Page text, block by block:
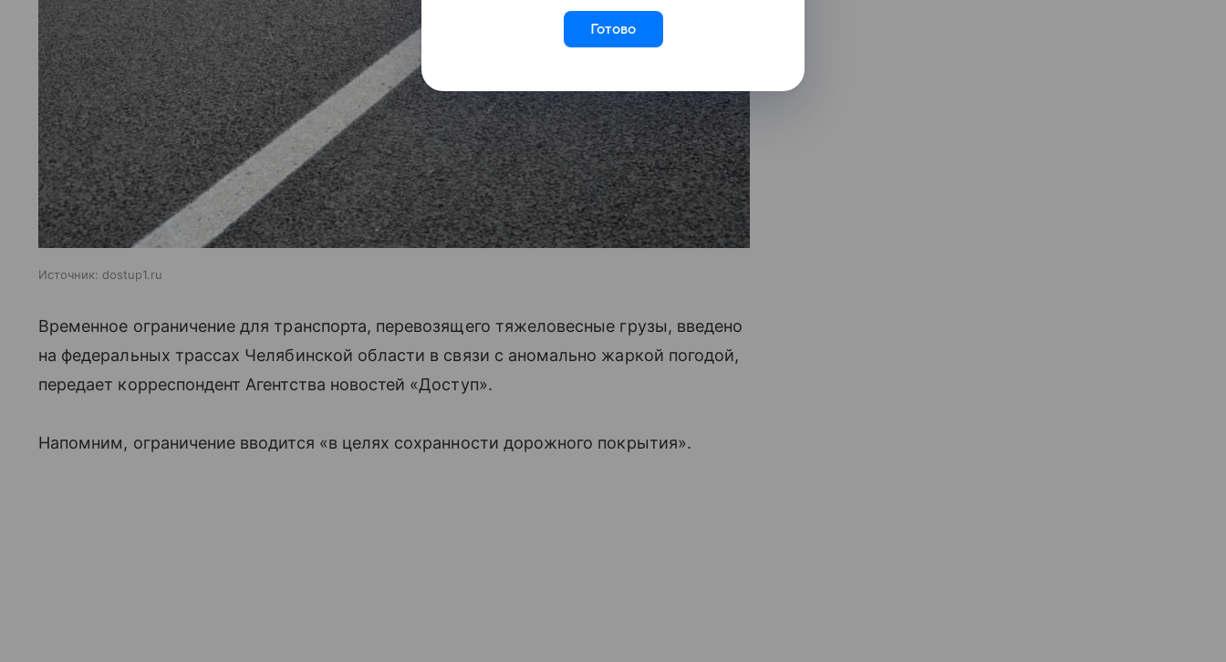
Источник: dostup1.ru
Временное ограничение для транспорта, перевозящего тяжеловесные грузы, введено
на федеральных трассах Челябинской области в связи с аномально жаркой погодой,
передает корреспондент Агентства новостей «Доступ».
Напомним, ограничение вводится «в целях сохранности дорожного покрытия».
Готово